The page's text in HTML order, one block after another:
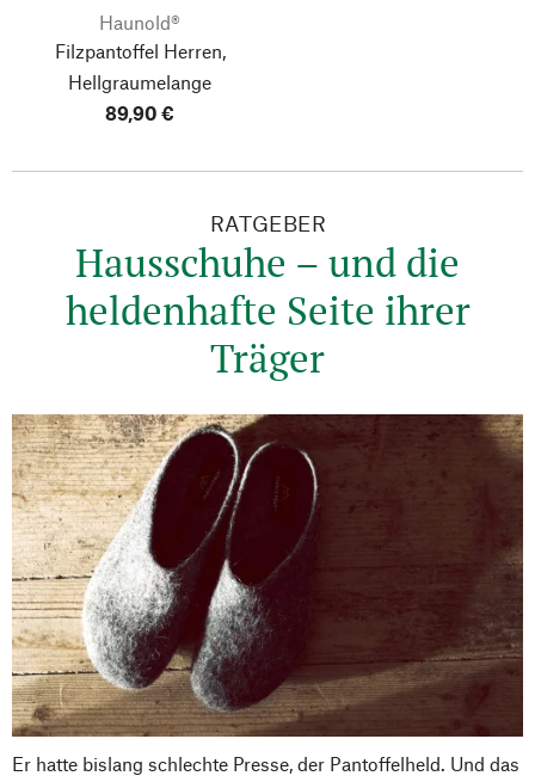
Haunold®
Filzpantoffel Herren,
Hellgraumelange
89,90 €
RATGEBER
Hausschuhe – und die
heldenhafte Seite ihrer
Träger
Er hatte bislang schlechte Presse, der Pantoffelheld. Und das